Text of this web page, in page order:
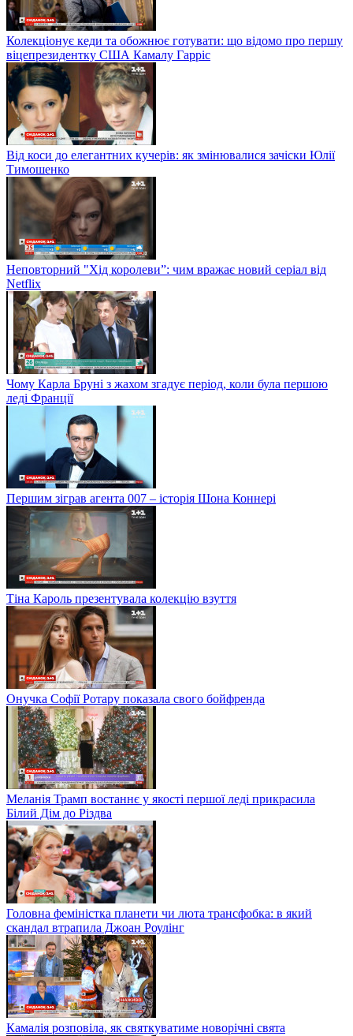
Колекціонує кеди та обожнює готувати: що відомо про першу
віцепрезидентку США Камалу Гарріс
Від коси до елегантних кучерів: як змінювалися зачіски Юлії
Тимошенко
Неповторний "Хід королеви”: чим вражає новий серіал від
Netflix
Чому Карла Бруні з жахом згадує період, коли була першою
леді Франції
Першим зіграв агента 007 – історія Шона Коннері
Тіна Кароль презентувала колекцію взуття
Онучка Софії Ротару показала свого бойфренда
Меланія Трамп востаннє у якості першої леді прикрасила
Білий Дім до Різдва
Головна феміністка планети чи люта трансфобка: в який
скандал втрапила Джоан Роулінг
Камалія розповіла, як святкуватиме новорічні свята